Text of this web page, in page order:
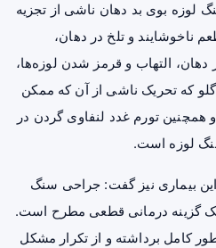
لوزه بوی بد دهان ناشی از تجزیه
ناخوشایند و تلخ در دهان،
التهاب و قرمز شدن لوزه‌ها،
که تحریک ناشی از آن که ممکن
تورم غدد لنفاوی گردن در
لوزه است.
بیماری نیز گفت: جراحی سنگ
یک گزینه درمانی قطعی مطرح است.
کامل برداشته و از تکرار مشکل